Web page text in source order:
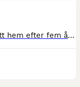
Nu är det dags för Rosé att hitta ett nytt hem efter fem år hos oss när barnen gått över till större ponnyer. Snäll och okomplicerad ponny. Kan gå ensam och i flock. Inga problem att ha själv i stallet. Funkar både på ridbana och uteritter. Går att rida ut på både ensam och i grupp, otittig och trafiksäker. Vår dotter på 10 år rider ut henne själv i alla gångarter. Tävla